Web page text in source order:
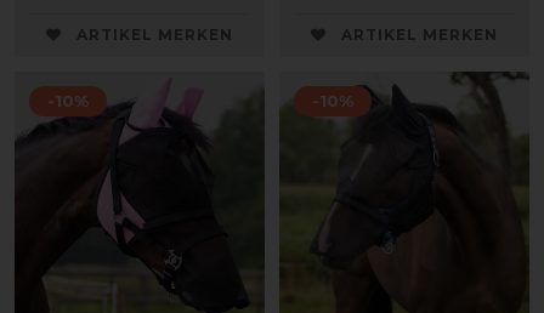
ARTIKEL MERKEN ARTIKEL MERKEN
-10% -10%